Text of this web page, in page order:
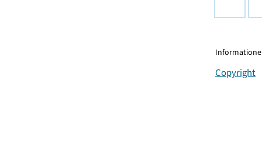
Copyright